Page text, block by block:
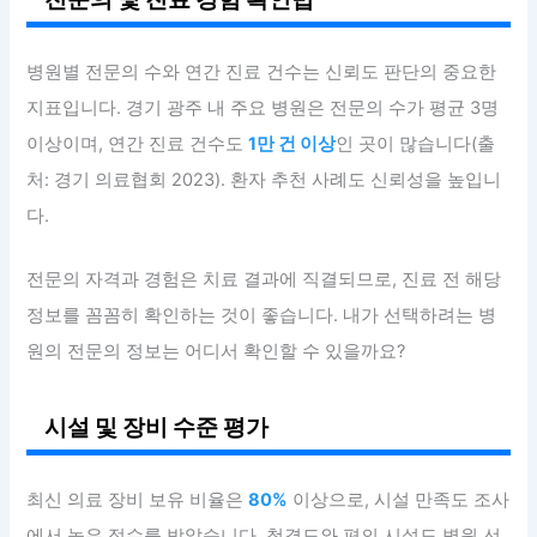
병원별 전문의 수와 연간 진료 건수는 신뢰도 판단의 중요한
지표입니다. 경기 광주 내 주요 병원은 전문의 수가 평균 3명
이상이며, 연간 진료 건수도1만 건 이상인 곳이 많습니다(출
처: 경기 의료협회 2023). 환자 추천 사례도 신뢰성을 높입니
다.
전문의 자격과 경험은 치료 결과에 직결되므로, 진료 전 해당
정보를 꼼꼼히 확인하는 것이 좋습니다. 내가 선택하려는 병
원의 전문의 정보는 어디서 확인할 수 있을까요?
시설 및 장비 수준 평가
최신 의료 장비 보유 비율은80% 이상으로, 시설 만족도 조사